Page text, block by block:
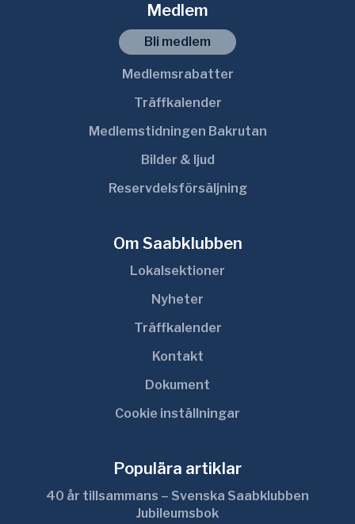
Medlemskort
Saabvisionen filmserie
Medlemstidningen Bakrutan
Artiklar & länksamling
Saab original verkstadshandböcker och
Modellgemensamt
Saab 95, 96 & V4
Medlem
Bli medlem
Medlemsrabatter
Träffkalender
Medlemstidningen Bakrutan
Bilder & ljud
Reservdelsförsäljning
Om Saabklubben
Lokalsektioner
Nyheter
Träffkalender
Kontakt
Dokument
Cookie inställningar
Populära artiklar
40 år tillsammans – Svenska Saabklubben
Jubileumsbok